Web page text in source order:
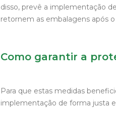
disso, prevê a implementação
retornem as embalagens após o
Como garantir a
Para que estas medidas
implementação de forma justa e